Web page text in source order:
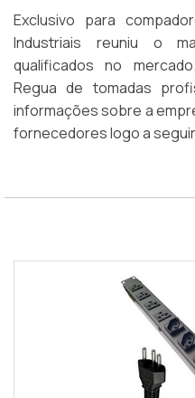
Exclusivo para
Industriais reuniu o
qualificados no
Regua de tomadas
informações sobre a
fornecedores logo a